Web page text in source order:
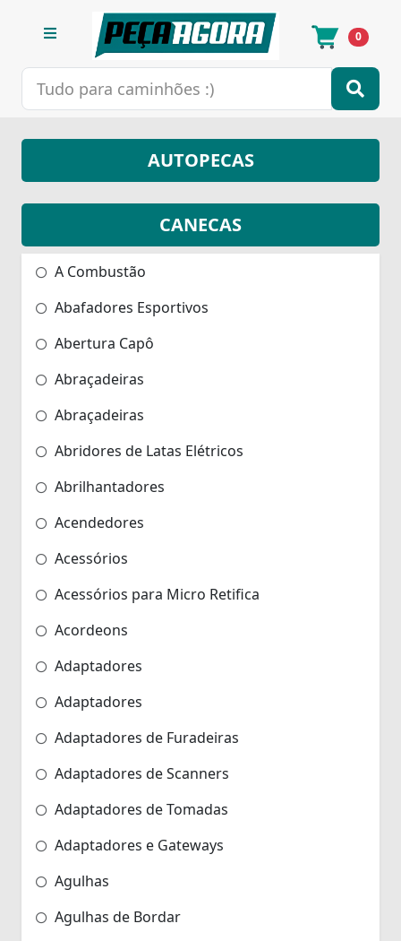
0
AUTOPECAS
CANECAS
A Combustão
Abafadores Esportivos
Abertura Capô
Abraçadeiras
Abraçadeiras
Abridores de Latas Elétricos
Abrilhantadores
Acendedores
Acessórios
Acessórios para Micro Retifica
Acordeons
Adaptadores
Adaptadores
Adaptadores de Furadeiras
Adaptadores de Scanners
Adaptadores de Tomadas
Adaptadores e Gateways
Agulhas
Agulhas de Bordar